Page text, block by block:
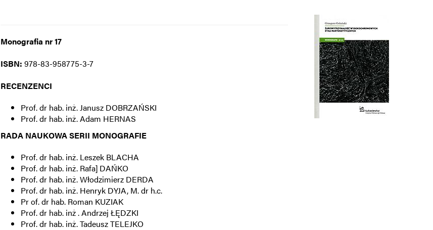
Monografia nr 17
ISBN: 978-83-958775-3-7
RECENZENCI
Prof. dr hab. inż. Janusz DOBRZAŃSKI
Prof. dr hab. inż. Adam HERNAS
RADA NAUKOWA SERII MONOGRAFIE
Prof. dr hab. inż. Leszek BLACHA
Prof. dr hab. inż. Rafa] DAŃKO
Prof. dr hab. inż. Włodzimierz DERDA
Prof. dr hab. inż. Henryk DYJA, M. dr h.c.
Pr of. dr hab. Roman KUZIAK
Prof. dr hab. inż . Andrzej ŁĘDZKI
Prof. dr hab. inż. Tadeusz TELEJKO